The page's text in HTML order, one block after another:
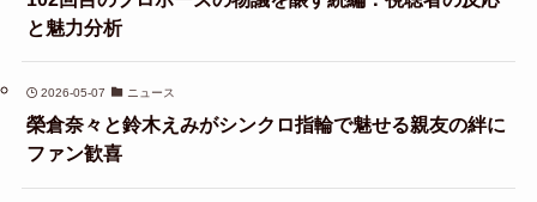
と魅力分析
2026-05-07 ニュース
榮倉奈々と鈴木えみがシンクロ指輪で魅せる親友の絆に
ファン歓喜